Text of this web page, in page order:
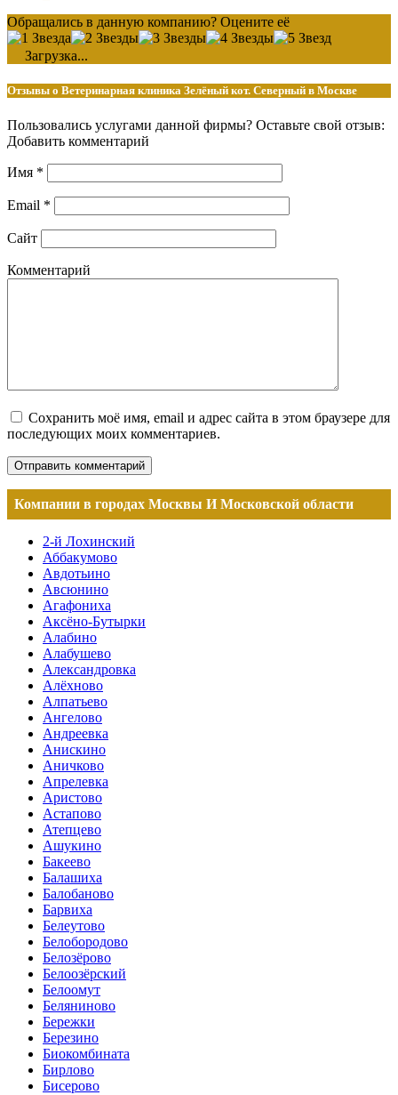
Обращались в данную компанию? Оцените её
Загрузка...
Отзывы о Ветеринарная клиника Зелёный кот. Северный в Москве
Пользовались услугами данной фирмы? Оставьте свой отзыв:
Добавить комментарий
Имя *
Email *
Сайт
Комментарий
Сохранить моё имя, email и адрес сайта в этом браузере для
последующих моих комментариев.
Компании в городах Москвы И Московской области
2-й Лохинский
Аббакумово
Авдотьино
Авсюнино
Агафониха
Аксёно-Бутырки
Алабино
Алабушево
Александровка
Алёхново
Алпатьево
Ангелово
Андреевка
Анискино
Аничково
Апрелевка
Аристово
Астапово
Атепцево
Ашукино
Бакеево
Балашиха
Балобаново
Барвиха
Белеутово
Белобородово
Белозёрово
Белоозёрский
Белоомут
Беляниново
Бережки
Березино
Биокомбината
Бирлово
Бисерово